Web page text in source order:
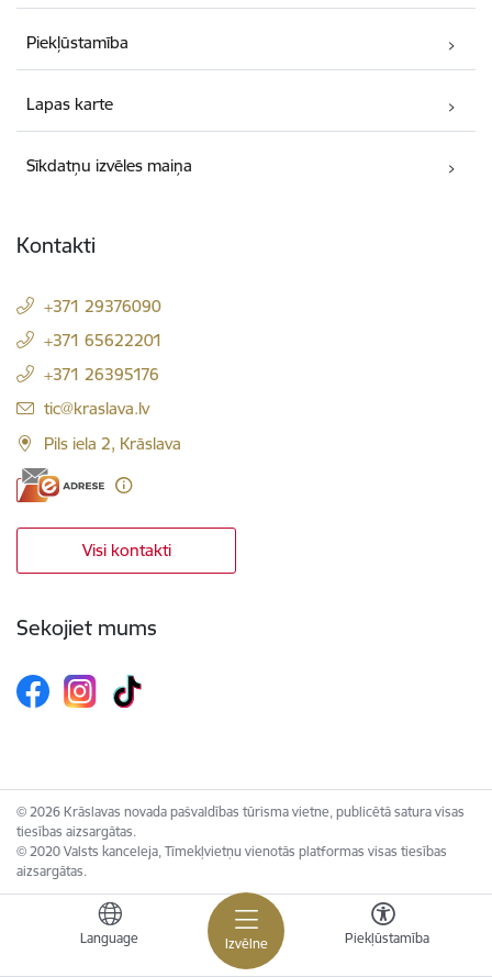
Izvēlne
Language Piekļūstamība
Piekļūstamība
Lapas karte
Sīkdatņu izvēles maiņa
Kontakti
+371 29376090
+371 65622201
+371 26395176
E-pasts:
tic@kraslava.lv
Pils iela 2, Krāslava
Visi kontakti
Sekojiet mums
© 2026 Krāslavas novada pašvaldības tūrisma vietne, publicētā satura visas
tiesības aizsargātas.
© 2020 Valsts kanceleja, Tīmekļvietņu vienotās platformas visas tiesības
aizsargātas.